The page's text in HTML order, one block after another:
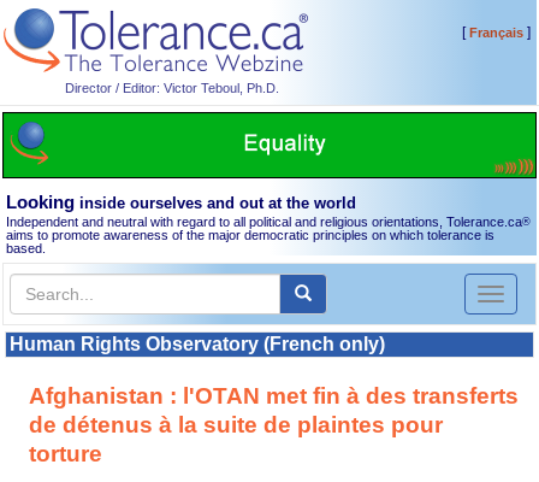
Director / Editor: Victor Teboul, Ph.D.
[Français]
Looking inside ourselves and out at the world
Independent and neutral with regard to all political and religious orientations, Tolerance.ca®
aims to promote awareness of the major democratic principles on which tolerance is
based.
Toggle
Human Rights Observatory (French only)
Afghanistan : l'OTAN met fin à des transferts
de détenus à la suite de plaintes pour
torture